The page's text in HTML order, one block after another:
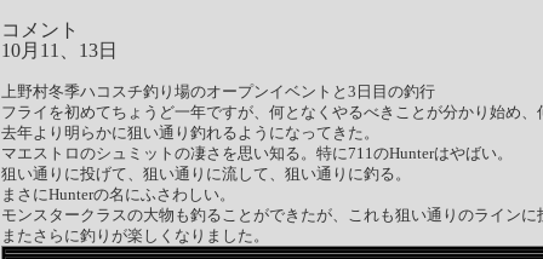
コメント
10月11、13日
上野村冬季ハコスチ釣り場のオープンイベントと3日目の釣行
フライを初めてちょうど一年ですが、何となくやるべきことが分かり始め
去年より明らかに狙い通り釣れるようになってきた。
マエストロのシュミットの凄さを思い知る。特に711のHunterはやばい。
狙い通りに投げて、狙い通りに流して、狙い通りに釣る。
まさにHunterの名にふさわしい。
モンスタークラスの大物も釣ることができたが、これも狙い通りのライン
またさらに釣りが楽しくなりました。